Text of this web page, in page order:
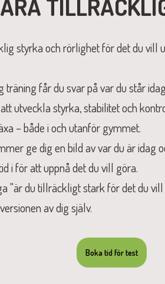
styrka och rörlighet för det du vill
träning får du svar på var du står
utveckla styrka, stabilitet och
– både i och utanför gymmet.
ge dig en bild av var du är idag
i för att uppnå det du vill göra.
"är du tillräckligt stark för det du
av dig själv.
Boka tid för test